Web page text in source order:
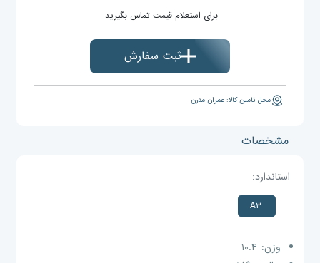
برای استعلام قیمت تماس بگیرید
ثبت سفارش
محل تامین کالا: عمران مدرن
مشخصات
استاندارد:
A۳
وزن: ۱۰.۴